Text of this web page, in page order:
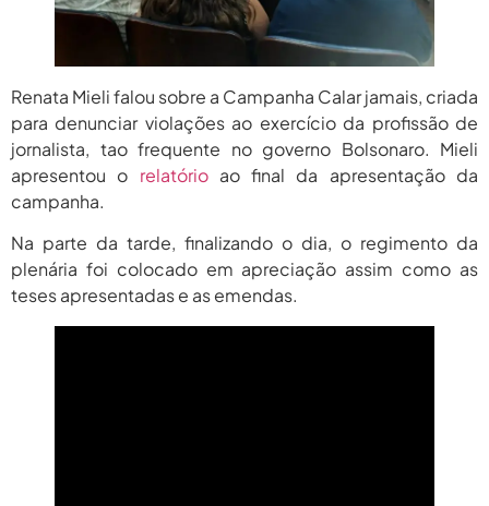
Renata Mieli falou sobre a Campanha Calar jamais, criada
para denunciar violações ao exercício da profissão de
jornalista, tao frequente no governo Bolsonaro. Mieli
apresentou o relatórioao final da apresentação da
campanha.
Na parte da tarde, finalizando o dia, o regimento da
plenária foi colocado em apreciação assim como as
teses apresentadas e as emendas.